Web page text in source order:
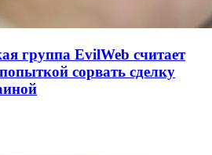
группа EvilWeb считает
сорвать сделку